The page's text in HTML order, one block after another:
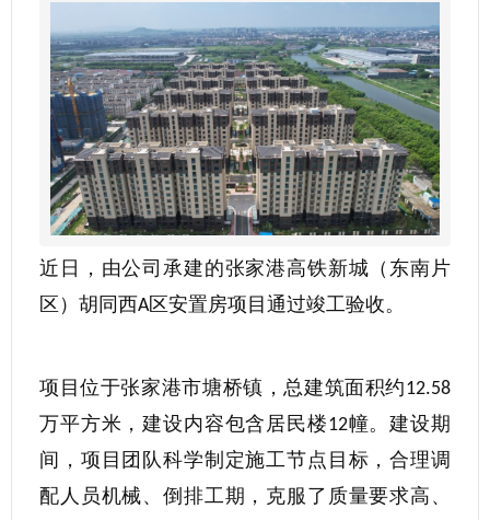
近日，由公司承建的张家港高铁新城（东南片
区）胡同西A区安置房项目通过竣工验收。
项目位于张家港市塘桥镇，总建筑面积约12.58
万平方米，建设内容包含居民楼12幢。建设期
间，项目团队科学制定施工节点目标，合理调
配人员机械、倒排工期，克服了质量要求高、